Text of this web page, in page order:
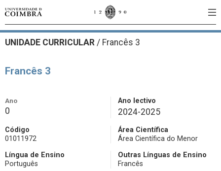
UNIDADE CURRICULAR / Francês 3
Francês 3
Ano
0
Ano lectivo
2024-2025
Código
01011972
Área Científica
Área Científica do Menor
Língua de Ensino
Português
Outras Línguas de Ensino
Francês